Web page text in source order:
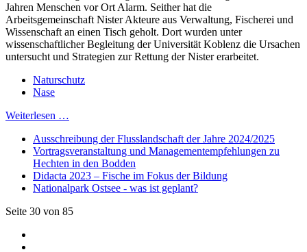
Jahren Menschen vor Ort Alarm. Seither hat die
Arbeitsgemeinschaft Nister Akteure aus Verwaltung, Fischerei und
Wissenschaft an einen Tisch geholt. Dort wurden unter
wissenschaftlicher Begleitung der Universität Koblenz die Ursachen
untersucht und Strategien zur Rettung der Nister erarbeitet.
Naturschutz
Nase
Weiterlesen …
Ausschreibung der Flusslandschaft der Jahre 2024/2025
Vortragsveranstaltung und Managementempfehlungen zu
Hechten in den Bodden
Didacta 2023 – Fische im Fokus der Bildung
Nationalpark Ostsee - was ist geplant?
Seite 30 von 85